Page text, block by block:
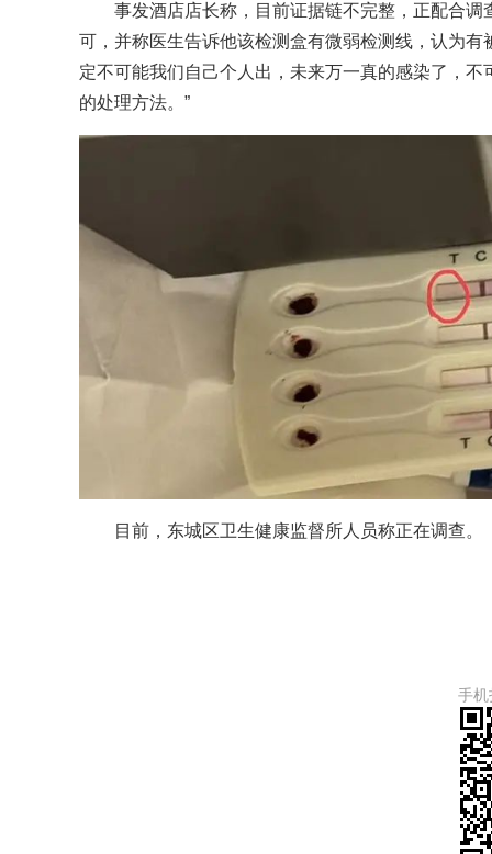
事发酒店店长称，目前证据链不完整，正配合
可，并称医生告诉他该检测盒有微弱检测线，认为
定不可能我们自己个人出，未来万一真的感染了，
的处理方法。”
目前，东城区卫生健康监督所人员称正在调查。
手